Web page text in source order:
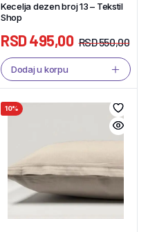
Kecelja dezen broj 13 – Tekstil
Shop
RSD550,00
RSD495,00
Dodaj u korpu
10%